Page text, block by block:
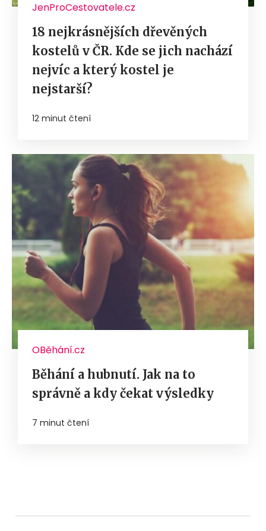
JenProCestovatele.cz
18 nejkrásnějších dřevěných
kostelů v ČR. Kde se jich nachází
nejvíc a který kostel je
nejstarší?
12 minut čtení
OBěhání.cz
Běhání a hubnutí. Jak na to
správně a kdy čekat výsledky
7 minut čtení